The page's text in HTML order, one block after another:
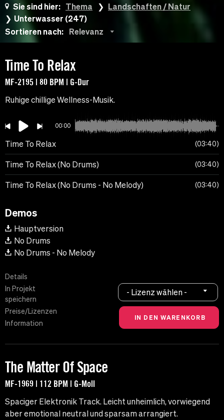
Sie sind hier: Thema
Landschaften / Natur
Unterwasser (247)
Sortieren nach:
Relevanz
Time To Relax
MF-2195 | 80 BPM | G-Dur
Ruhige chillige Wellness-Musik.
00:00
Time To Relax 03:40
Time To Relax (No Drums) 03:40
Time To Relax (No Drums - No Melody) 03:40
Demos
Hauptversion
No Drums
No Drums - No Melody
Details
In Projekt
speichern
Preise/Lizenzen
Information
- Lizenz wählen -
The Matter Of Space
MF-1969 | 112 BPM | G-Moll
Spaciger Elektronik Track. Leicht unheimlich, vorwiegend
aber emotional neutral und sparsam arrangiert.